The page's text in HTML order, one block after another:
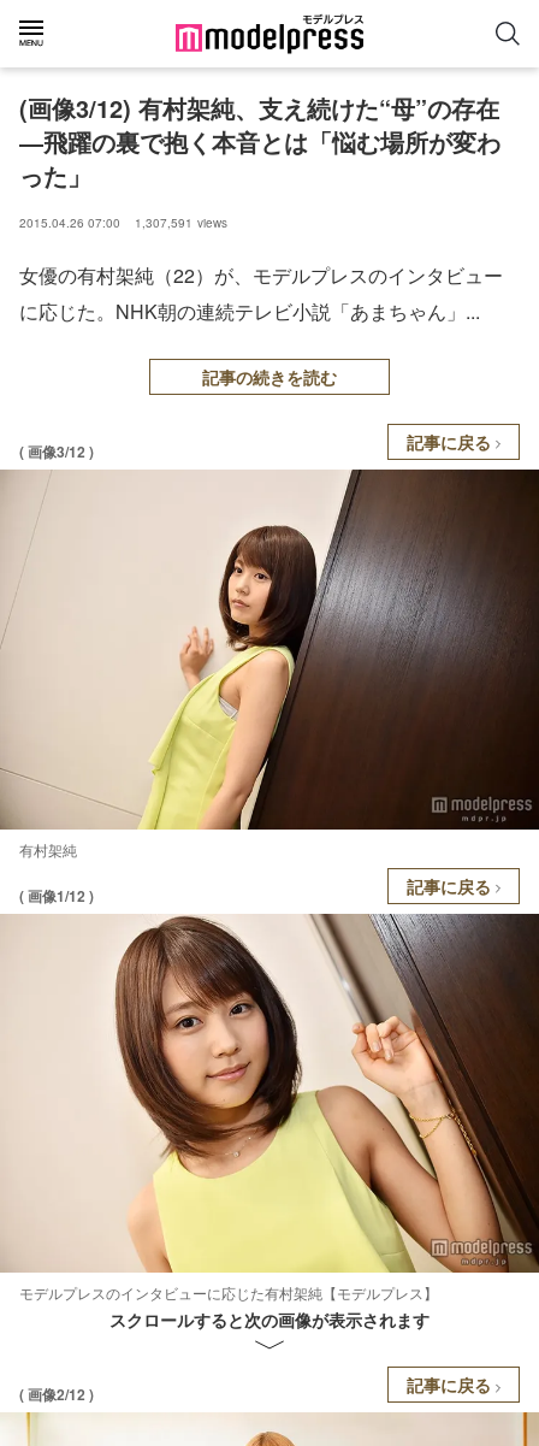
(画像3/12) 有村架純、支え続けた“母”の存在
―飛躍の裏で抱く本音とは「悩む場所が変わ
った」
2015.04.26 07:00 1,307,591 views
女優の有村架純（22）が、モデルプレスのインタビュー
に応じた。NHK朝の連続テレビ小説「あまちゃん」...
記事の続きを読む
( 画像3/12 ) 記事に戻る
有村架純
( 画像1/12 ) 記事に戻る
モデルプレスのインタビューに応じた有村架純【モデルプレス】
スクロールすると次の画像が表示されます
( 画像2/12 ) 記事に戻る